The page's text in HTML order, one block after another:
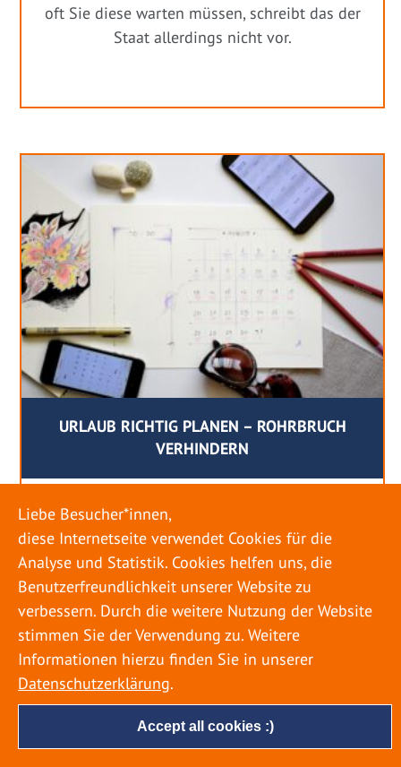
oft Sie diese warten müssen, schreibt das der
Staat allerdings nicht vor.
URLAUB RICHTIG PLANEN – ROHRBRUCH
VERHINDERN
18. MAI 2022
Egal ob Sommer oder Winter: Alle Menschen
genießen ihren Urlaub. Dabei zieht es die Einen
weiter weg, die Anderen bleiben dann doch
lieber in der Heimat. Wenn Sie für eine längere
Zeit wegfahren möchten, gibt es einige Dinge zu
beachten, damit nicht anschließend eine böse
Überraschung auf Sie wartet. Um einen
möglichst entspannten Urlaub zu […]
Accept all cookies :)
Liebe Besucher*innen,
diese Internetseite verwendet Cookies für die
Analyse und Statistik. Cookies helfen uns, die
Benutzerfreundlichkeit unserer Website zu
verbessern. Durch die weitere Nutzung der Website
stimmen Sie der Verwendung zu. Weitere
Informationen hierzu finden Sie in unserer
Datenschutzerklärung.